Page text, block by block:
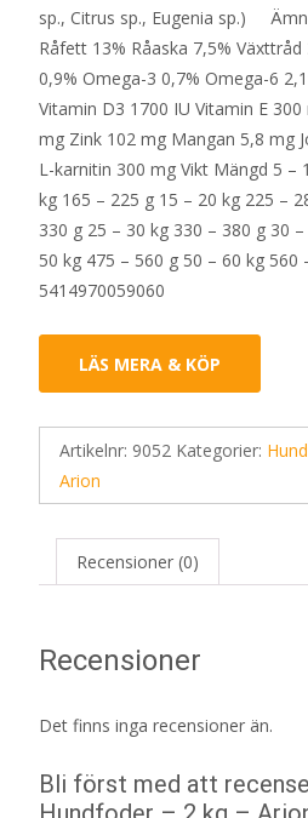
sp., Citrus sp., Eugenia sp.)
Råfett 13% Råaska 7,5%
0,9% Omega-3 0,7% Omega-6
Vitamin D3 1700 IU Vitamin E
mg Zink 102 mg Mangan 5,8 mg
L-karnitin 300 mg Vikt Mängd 5 –
kg 165 – 225 g 15 – 20 kg 225 –
330 g 25 – 30 kg 330 – 380 g 30
50 kg 475 – 560 g 50 – 60 kg 560
5414970059060
LÄS MERA & KÖP
Artikelnr: 9052 Kategorier:
Arion
Recensioner (0)
Recensioner
Det finns inga recensioner än.
Bli först med att